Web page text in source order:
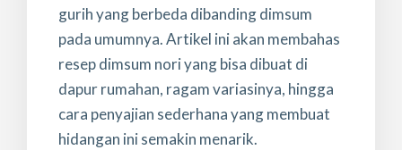
gurih yang berbeda dibanding dimsum
pada umumnya. Artikel ini akan membahas
resep dimsum nori yang bisa dibuat di
dapur rumahan, ragam variasinya, hingga
cara penyajian sederhana yang membuat
hidangan ini semakin menarik.